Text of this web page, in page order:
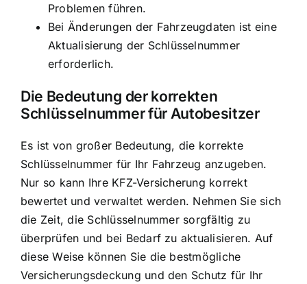
Problemen führen.
Bei Änderungen der Fahrzeugdaten ist eine
Aktualisierung der Schlüsselnummer
erforderlich.
Die Bedeutung der korrekten
Schlüsselnummer für Autobesitzer
Es ist von großer Bedeutung, die korrekte
Schlüsselnummer für Ihr Fahrzeug anzugeben.
Nur so kann Ihre KFZ-Versicherung korrekt
bewertet und verwaltet werden. Nehmen Sie sich
die Zeit, die Schlüsselnummer sorgfältig zu
überprüfen und bei Bedarf zu aktualisieren. Auf
diese Weise können Sie die bestmögliche
Versicherungsdeckung und den Schutz für Ihr